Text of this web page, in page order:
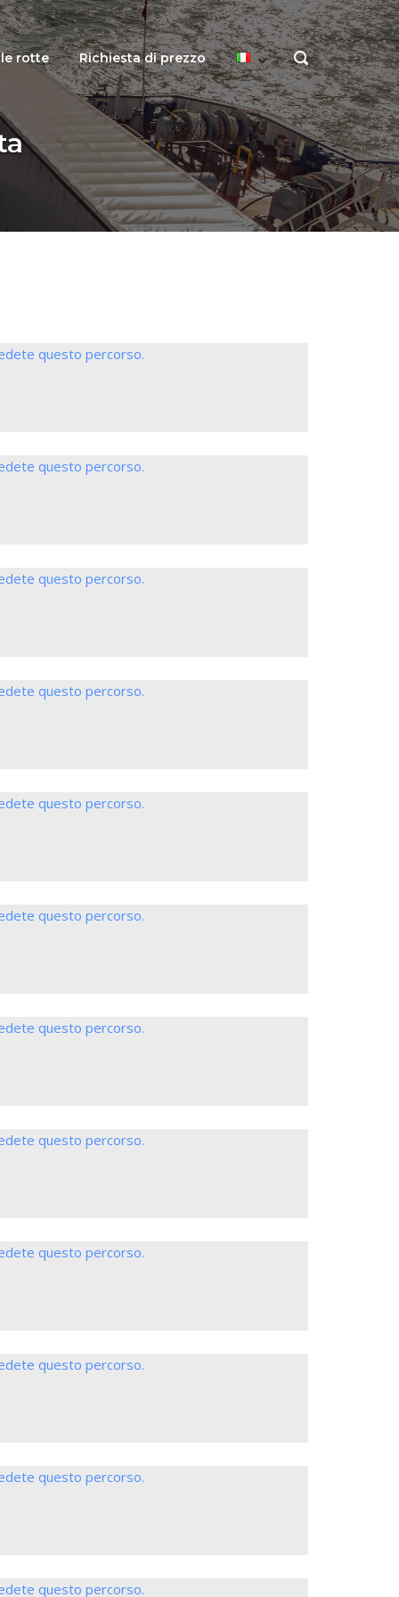
rotte Richiesta di prezzo
OPEN
SEARCH
BAR
questo percorso.
questo percorso.
questo percorso.
questo percorso.
questo percorso.
questo percorso.
questo percorso.
questo percorso.
questo percorso.
questo percorso.
questo percorso.
questo percorso.